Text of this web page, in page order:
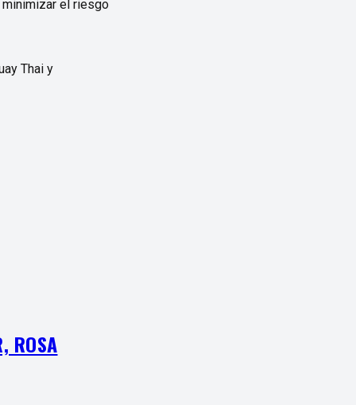
minimizar el riesgo
Thai y
ROSA